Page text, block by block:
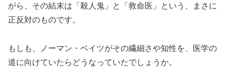
がら、その結末は「殺人鬼」と「救命医」という、まさに
正反対のものです。
もしも、ノーマン・ベイツがその繊細さや知性を、医学の
道に向けていたらどうなっていたでしょうか。